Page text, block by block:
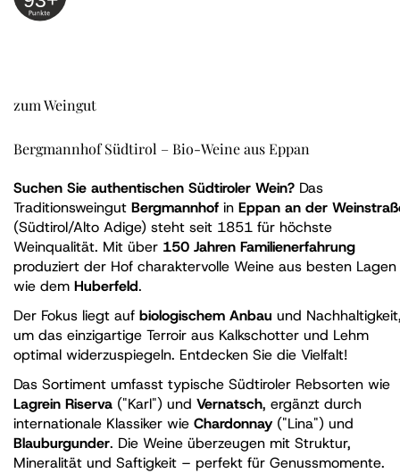
zum Weingut
Bergmannhof Südtirol – Bio-Weine aus Eppan
Suchen Sie authentischen Südtiroler Wein? Das
Traditionsweingut Bergmannhof in Eppan an der
(Südtirol/Alto Adige) steht seit 1851 für höchste
Weinqualität. Mit über 150 Jahren Familienerfahrung
produziert der Hof charaktervolle Weine aus besten Lagen
wie dem Huberfeld.
Der Fokus liegt auf biologischem Anbau und
um das einzigartige Terroir aus Kalkschotter und Lehm
optimal widerzuspiegeln. Entdecken Sie die Vielfalt!
Das Sortiment umfasst typische Südtiroler Rebsorten wie
Lagrein Riserva ("Karl") und Vernatsch, ergänzt durch
internationale Klassiker wie Chardonnay("Lina") und
Blauburgunder. Die Weine überzeugen mit Struktur,
Mineralität und Saftigkeit – perfekt für Genussmomente.